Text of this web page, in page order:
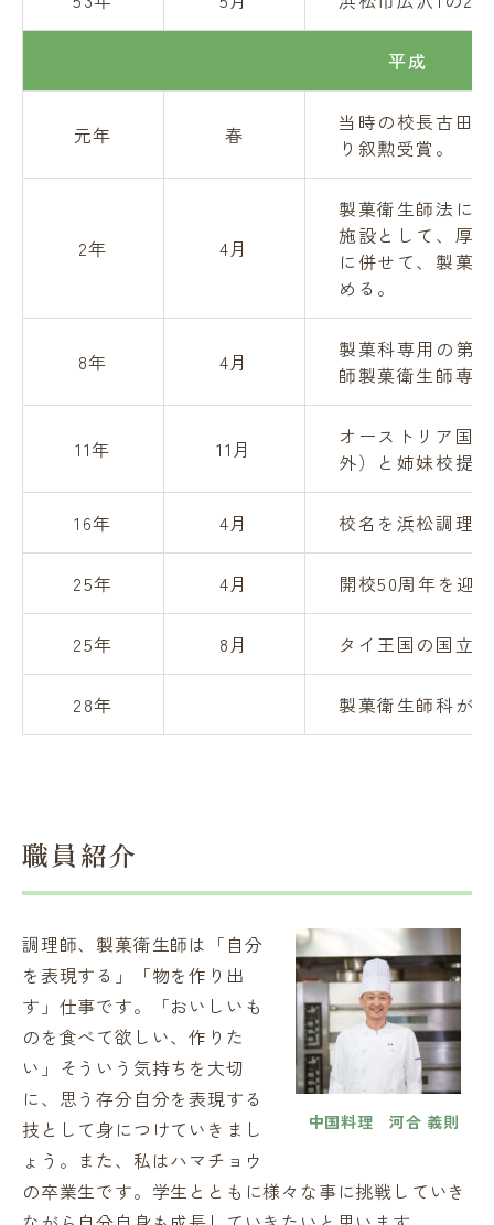
平成
元年 春
当時の校長古田
り叙勲受賞。
2年 4月
製菓衛生師法に
施設として、厚
に併せて、製菓
める。
8年 4月
製菓科専用の第2
師製菓衛生師専
11年 11月
オーストリア国
外）と姉妹校提
16年 4月 校名を浜松調理
25年 4月 開校50周年を迎
25年 8月 タイ王国の国立
28年 製菓衛生師科が
職員紹介
中国料理 河合 義則
調理師、製菓衛生師は「自分
を表現する」「物を作り出
す」仕事です。「おいしいも
のを食べて欲しい、作りた
い」そういう気持ちを大切
に、思う存分自分を表現する
技として身につけていきまし
ょう。また、私はハマチョウ
の卒業生です。学生とともに様々な事に挑戦していき